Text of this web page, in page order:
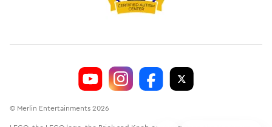
© Merlin Entertainments 2026